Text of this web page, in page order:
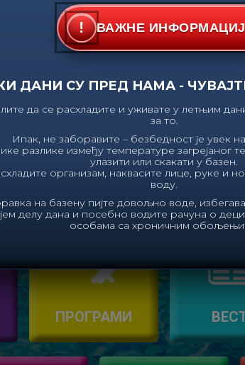
07.00 – 23.00 | БЕСПЛАТНЕ
ПРОГРАМИ
! ВАЖНЕ
ДАНИ СУ ПРЕД НАМА -
да се расхладите и уживате у летњим
за то.
Ипак, не заборавите – безбедност је увек
разлике између температуре загрејаног
улазити или скакати у базен.
организам, наквасите лице, руке и
воду.
на базену пијте довољно воде,
делу дана и посебно водите рачуна о
особама са хроничним